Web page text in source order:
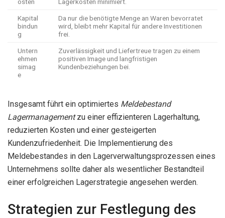
Kapital
bindun
g
Da nur die benötigte Menge an Waren bevorratet
wird, bleibt mehr Kapital für andere Investitionen
frei.
Untern
ehmen
simag
e
Zuverlässigkeit und Liefertreue tragen zu einem
positiven Image und langfristigen
Kundenbeziehungen bei.
Insgesamt führt ein optimiertes Meldebestand
Lagermanagementzu einer effizienteren Lagerhaltung,
reduzierten Kosten und einer gesteigerten
Kundenzufriedenheit. Die Implementierung des
Meldebestandes in den Lagerverwaltungsprozessen eines
Unternehmens sollte daher als wesentlicher Bestandteil
einer erfolgreichen Lagerstrategie angesehen werden.
Strategien zur Festlegung des